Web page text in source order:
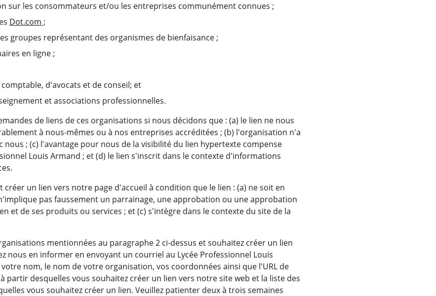
sur les consommateurs et/ou les entreprises communément connues ;
Dot.com ;
groupes représentant des organismes de bienfaisance ;
en ligne ;
d'avocats et de conseil; et
et associations professionnelles.
de liens de ces organisations si nous décidons que : (a) le lien ne nous
à nous-mêmes ou à nos entreprises accréditées ; (b) l'organisation n'a
nous ; (c) l'avantage pour nous de la visibilité du lien hypertexte compense
Louis Armand ; et (d) le lien s'inscrit dans le contexte d'informations
créer un lien vers notre page d'accueil à condition que le lien : (a) ne soit en
pas faussement un parrainage, une approbation ou une approbation
et de ses produits ou services ; et (c) s'intègre dans le contexte du site de la
mentionnées au paragraphe 2 ci-dessus et souhaitez créer un lien
nous en informer en envoyant un courriel au Lycée Professionnel Louis
nom, le nom de votre organisation, vos coordonnées ainsi que l'URL de
partir desquelles vous souhaitez créer un lien vers notre site web et la liste des
vous souhaitez créer un lien. Veuillez patienter deux à trois semaines